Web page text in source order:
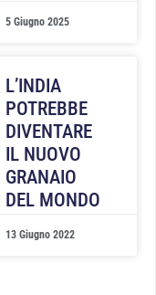
5 Giugno 2025
L’INDIA
POTREBBE
DIVENTARE
IL NUOVO
GRANAIO
DEL MONDO
13 Giugno 2022